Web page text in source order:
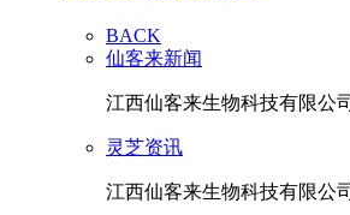
BACK
仙客来新闻
江西仙客来生物科技有限公
灵芝资讯
江西仙客来生物科技有限公